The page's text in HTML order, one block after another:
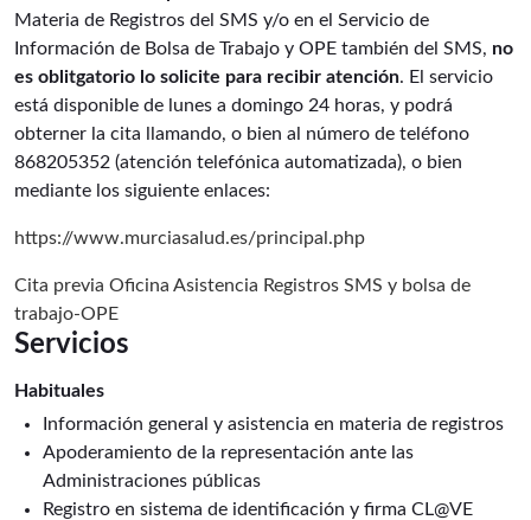
Materia de Registros del SMS y/o en el Servicio de
Información de Bolsa de Trabajo y OPE también del SMS, no
es oblitgatorio lo solicite para recibir atención. El servicio
está disponible de lunes a domingo 24 horas, y podrá
obterner la cita llamando, o bien al número de teléfono
868205352 (atención telefónica automatizada), o bien
mediante los siguiente enlaces:
https://www.murciasalud.es/principal.php
Cita previa Oficina Asistencia Registros SMS y bolsa de
trabajo-OPE
Servicios
Habituales
Información general y asistencia en materia de registros
Apoderamiento de la representación ante las
Administraciones públicas
Registro en sistema de identificación y firma CL@VE